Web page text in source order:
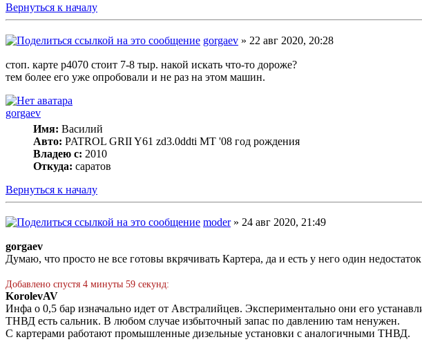
Вернуться к началу
gorgaev » 22 авг 2020, 20:28
стоп. карте р4070 стоит 7-8 тыр. накой искать что-то дороже?
тем более его уже опробовали и не раз на этом машин.
gorgaev
Имя: Василий
Авто: PATROL GRII Y61 zd3.0ddti MT '08 год рождения
Владею с: 2010
Откуда: саратов
Вернуться к началу
moder» 24 авг 2020, 21:49
gorgaev
Думаю, что просто не все готовы вкрячивать Картера, да и есть у него один
Добавлено спустя 4 минуты 59 секунд:
KorolevAV
Инфа о 0,5 бар изначально идет от Австралийцев. Экспериментально они его
ТНВД есть сальник. В любом случае избыточный запас по давлению там ненужен.
С картерами работают промышленные дизельные установки с аналогичными ТНВД.